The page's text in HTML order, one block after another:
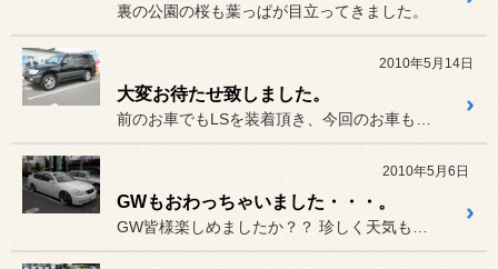
裏の公園の桜も葉っぱが目立ってきました。
2010年5月14日
大変お待たせ致しました。
2010年5月6日
GWもおわっちゃいました・・・。